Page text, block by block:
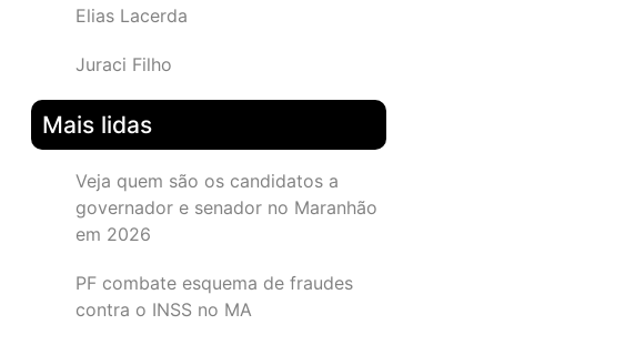
Elias Lacerda
Juraci Filho
Mais lidas
Veja quem são os candidatos a
governador e senador no Maranhão
em 2026
PF combate esquema de fraudes
contra o INSS no MA